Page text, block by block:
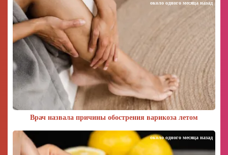
Врач назвала причины обострения варикоза летом
около одного месяца назад
около одного месяца назад